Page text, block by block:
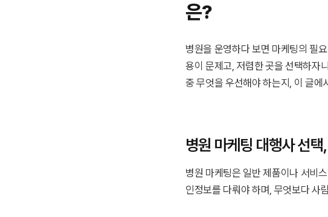
은?
병원을 운영하다 보면 마케팅의 필
용이 문제고, 저렴한 곳을 선택하자
중 무엇을 우선해야 하는지, 이 글에
병원 마케팅 대행사 선
병원 마케팅은 일반 제품이나 서비
인정보를 다뤄야 하며, 무엇보다 사